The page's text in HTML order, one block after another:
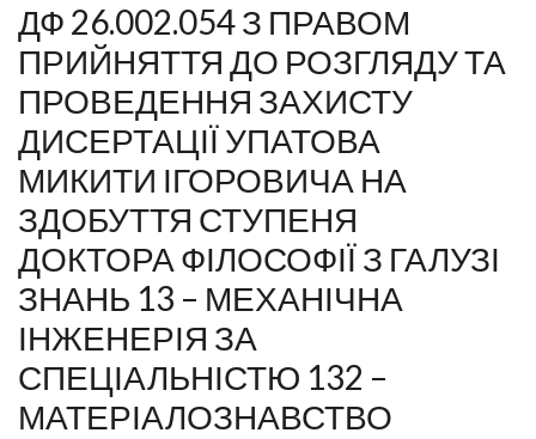
ДФ 26.002.054 З ПРАВОМ
ПРИЙНЯТТЯ ДО РОЗГЛЯДУ ТА
ПРОВЕДЕННЯ ЗАХИСТУ
ДИСЕРТАЦІЇ УПАТОВА
МИКИТИ ІГОРОВИЧА НА
ЗДОБУТТЯ СТУПЕНЯ
ДОКТОРА ФІЛОСОФІЇ З ГАЛУЗІ
ЗНАНЬ 13 – МЕХАНІЧНА
ІНЖЕНЕРІЯ ЗА
СПЕЦІАЛЬНІСТЮ 132 –
МАТЕРІАЛОЗНАВСТВО